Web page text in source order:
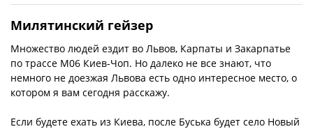
Милятинский гейзер
Множество людей ездит во Львов, Карпаты и Закарпатье
по трассе M06 Киев-Чоп. Но далеко не все знают, что
немного не доезжая Львова есть одно интересное место, о
котором я вам сегодня расскажу.
Если будете ехать из Киева, после Буська будет село Новый